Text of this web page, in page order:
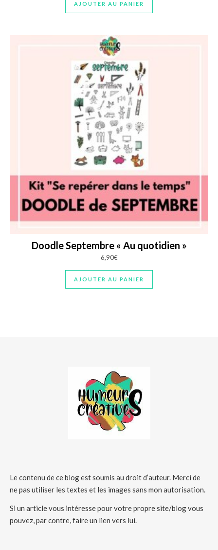
AJOUTER AU PANIER
Doodle Septembre « Au quotidien »
6,90€
AJOUTER AU PANIER
Le contenu de ce blog est soumis au droit d’auteur. Merci de
ne pas utiliser les textes et les images sans mon autorisation.
Si un article vous intéresse pour votre propre site/blog vous
pouvez, par contre, faire un lien vers lui.